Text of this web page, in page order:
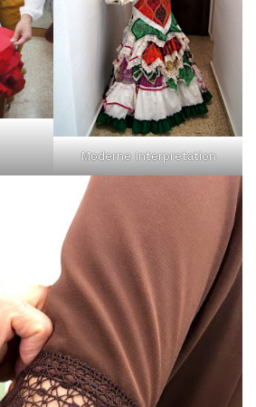
Moderne Interpretation